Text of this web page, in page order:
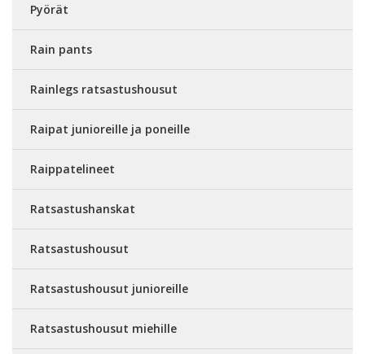
Pyörät
Rain pants
Rainlegs ratsastushousut
Raipat junioreille ja poneille
Raippatelineet
Ratsastushanskat
Ratsastushousut
Ratsastushousut junioreille
Ratsastushousut miehille